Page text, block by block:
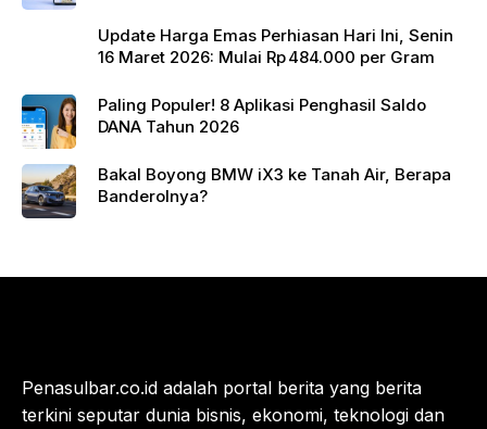
Update Harga Emas Perhiasan Hari Ini, Senin
16 Maret 2026: Mulai Rp 484.000 per Gram
Paling Populer! 8 Aplikasi Penghasil Saldo
DANA Tahun 2026
Bakal Boyong BMW iX3 ke Tanah Air, Berapa
Banderolnya?
Penasulbar.co.id adalah portal berita yang berita
terkini seputar dunia bisnis, ekonomi, teknologi dan